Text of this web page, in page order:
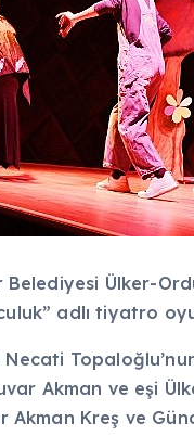
Belediyesi Ülker-
adlı tiyatro
Necati
Akman ve eşi
Akman Kreş ve